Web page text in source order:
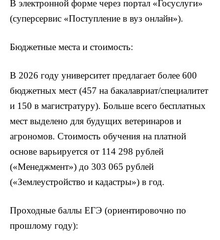
В электронной форме через портал «Госуслуги»
(суперсервис «Поступление в вуз онлайн»).
Бюджетные места и стоимость:
В 2026 году университет предлагает более 600
бюджетных мест (457 на бакалавриат/специалитет
и 150 в магистратуру). Больше всего бесплатных
мест выделено для будущих ветеринаров и
агрономов. Стоимость обучения на платной
основе варьируется от 114 298 рублей
(«Менеджмент») до 303 065 рублей
(«Землеустройство и кадастры») в год.
Проходные баллы ЕГЭ (ориентировочно по
прошлому году):